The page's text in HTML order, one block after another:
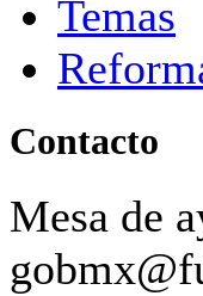
Temas
Contacto
Mesa de